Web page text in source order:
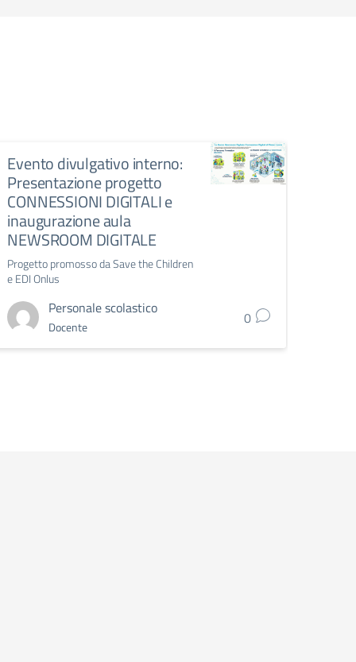
Evento divulgativo interno:
Presentazione progetto
CONNESSIONI DIGITALI e
inaugurazione aula
NEWSROOM DIGITALE
Progetto promosso da Save the Children
e EDI Onlus
Personale scolastico
Docente 0